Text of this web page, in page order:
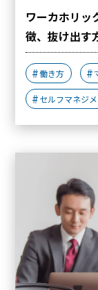
ワーカホリッ
徴、抜け出す
働き方
セルフマネジ